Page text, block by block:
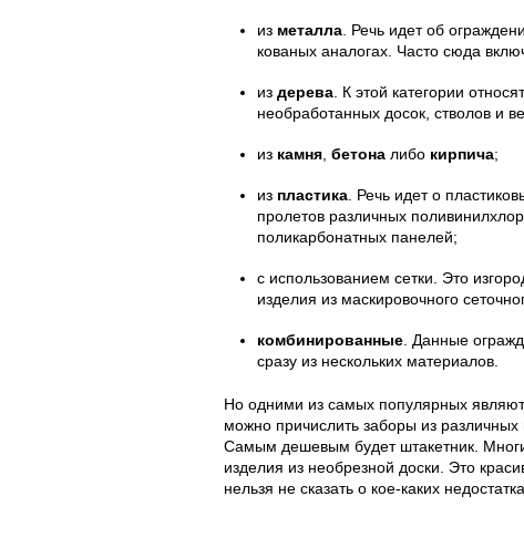
из металла . Речь идет об
кованых аналогах. Часто сюда
из дерева . К этой категории
необработанных досок, стволов и
из камня бетона либо кирпича;
из пластика . Речь идет о
пролетов различных
поликарбонатных панелей;
с использованием сетки. Это
изделия из маскировочного
комбинированные . Данные
сразу из нескольких материалов.
Но одними из самых популярных
можно причислить заборы из
Самым дешевым будет штакетник.
изделия из необрезной доски. Это
нельзя не сказать о кое-каких